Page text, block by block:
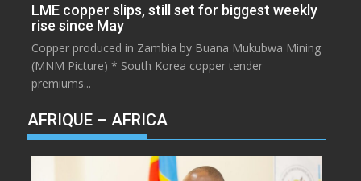
LME copper slips, still set for biggest weekly
rise since May
Copper produced in Zambia by Buana Mukubwa Mining
(MNM Picture) * South Korea copper tender
premiums...
AFRIQUE – AFRICA